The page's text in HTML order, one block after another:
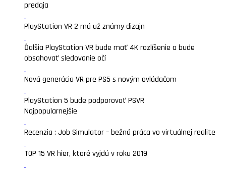
predaja
PlayStation VR 2 má už známy dizajn
Ďalšia PlayStation VR bude mať 4K rozlíšenie a bude
obsahovať sledovanie očí
Nová generácia VR pre PS5 s novým ovládačom
PlayStation 5 bude podporovať PSVR
Najpopularnejšie
Recenzia : Job Simulator – bežná práca vo virtuálnej realite
TOP 15 VR hier, ktoré vyjdú v roku 2019